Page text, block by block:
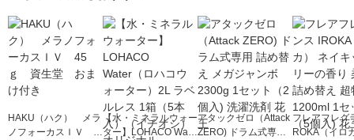
HAKU（ハク） メラ
ノフォーカスＩＶ 4
【水・ミネラルウォー
ター】LOHACO Wate
アタックゼロ（Attack
ZERO) ドラム式専用
フレアフレグ
ROKA（イロ